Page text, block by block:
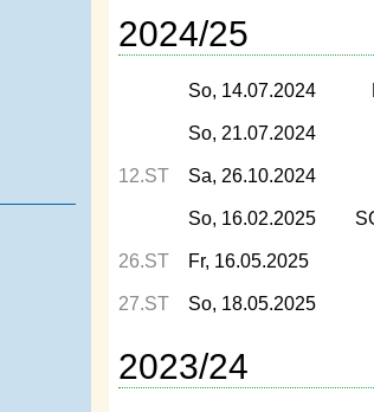
2024/25
So, 14.07.2024
So, 21.07.2024
12.ST Sa, 26.10.2024
So, 16.02.2025
26.ST Fr, 16.05.2025
27.ST So, 18.05.2025
2023/24